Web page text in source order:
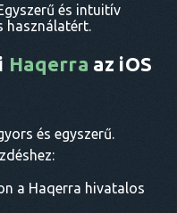
és intuitív
használatért.
Haqerra az iOS
és egyszerű.
a Haqerra hivatalos